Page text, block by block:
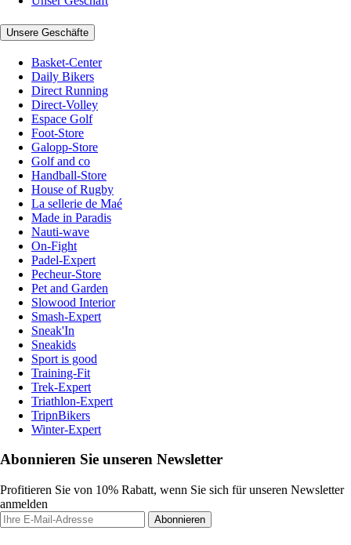
Unsere Geschäfte
Basket-Center
Daily Bikers
Direct Running
Direct-Volley
Espace Golf
Foot-Store
Galopp-Store
Golf and co
Handball-Store
House of Rugby
La sellerie de Maé
Made in Paradis
Nauti-wave
On-Fight
Padel-Expert
Pecheur-Store
Pet and Garden
Slowood Interior
Smash-Expert
Sneak'In
Sneakids
Sport is good
Training-Fit
Trek-Expert
Triathlon-Expert
TripnBikers
Winter-Expert
Abonnieren Sie unseren Newsletter
Profitieren Sie von 10% Rabatt, wenn Sie sich für unseren Newsletter
anmelden
Abonnieren